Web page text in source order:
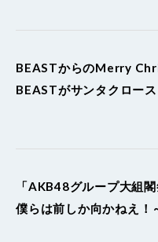
BEASTからのMerry
BEASTがサンタクロース
「AKB48グループ大組
僕らは前しか向かねえ！